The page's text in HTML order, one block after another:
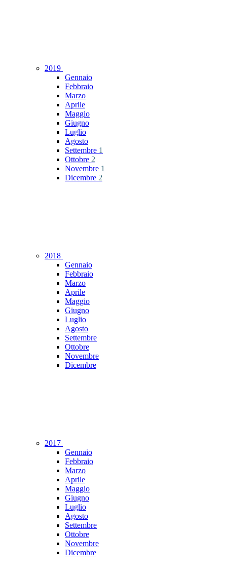
2019
Gennaio
Febbraio
Marzo
Aprile
Maggio
Giugno
Luglio
Agosto
Settembre 1
Ottobre 2
Novembre 1
Dicembre 2
2018
Gennaio
Febbraio
Marzo
Aprile
Maggio
Giugno
Luglio
Agosto
Settembre
Ottobre
Novembre
Dicembre
2017
Gennaio
Febbraio
Marzo
Aprile
Maggio
Giugno
Luglio
Agosto
Settembre
Ottobre
Novembre
Dicembre